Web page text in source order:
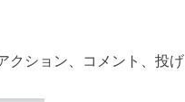
クション、コメント、投げ